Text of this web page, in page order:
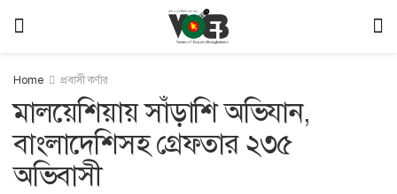
Home প্রবাসী কর্ণার
মালয়েশিয়ায় সাঁড়াশি অভিযান,
বাংলাদেশিসহ গ্রেফতার ২৩৫
অভিবাসী